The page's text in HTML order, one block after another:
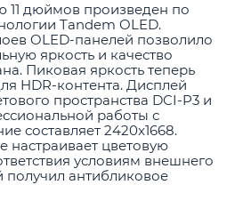
11 дюймов произведен по
Tandem OLED.
OLED-панелей позволило
яркость и качество
Пиковая яркость теперь
HDR-контента. Дисплей
пространства DCI-P3 и
работы с
составляет 2420x1668.
настраивает цветовую
условиям внешнего
антибликовое